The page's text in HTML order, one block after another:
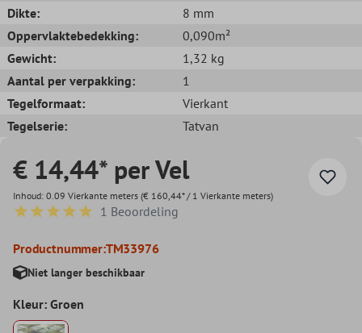
Dikte:
8 mm
Oppervlaktebedekking:
0,090m²
Gewicht:
1,32 kg
Aantal per verpakking:
1
Tegelformaat:
Vierkant
Tegelserie:
Tatvan
€ 14,44* per Vel
Inhoud: 0.09 Vierkante meters (€ 160,44* / 1 Vierkante meters)
Gemiddelde waardering van 5 van 5 sterren
1 Beoordeling
Productnummer:TM33976
Niet langer beschikbaar
Kleur: Groen